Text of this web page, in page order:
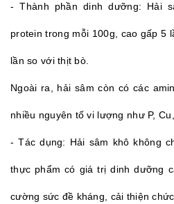
- Thành phần dinh dưỡng: Hải
protein trong mỗi 100g, cao gấp 5
lần so với thịt bò.
Ngoài ra, hải sâm còn có các
nhiều nguyên tố vi lượng như P,
- Tác dụng: Hải sâm khô không
thực phẩm có giá trị dinh dưỡng
cường sức đề kháng, cải thiện